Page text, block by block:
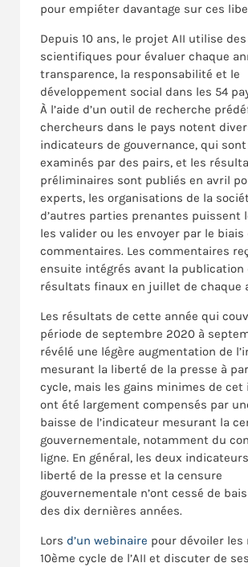
pour empiéter davantage sur ces
Depuis 10 ans, le projet AII utilise
scientifiques pour évaluer chaque
transparence, la responsabilité et le
développement social dans les 54
À l’aide d’un outil de recherche
chercheurs dans le pays notent
indicateurs de gouvernance, qui
examinés par des pairs, et les
préliminaires sont publiés en avril
experts, les organisations de la
d’autres parties prenantes puissent
les valider ou les envoyer par le biais
commentaires. Les commentaires
ensuite intégrés avant la publication
résultats finaux en juillet de chaque
Les résultats de cette année qui
période de septembre 2020 à
révélé une légère augmentation de
mesurant la liberté de la presse à
cycle, mais les gains minimes de
ont été largement compensés par
baisse de l’indicateur mesurant la
gouvernementale, notamment du
ligne. En général, les deux
liberté de la presse et la censure
gouvernementale n’ont cessé de
des dix dernières années.
Lors d’un webinaire pour dévoiler
10ème cycle de l’AII et discuter de ses